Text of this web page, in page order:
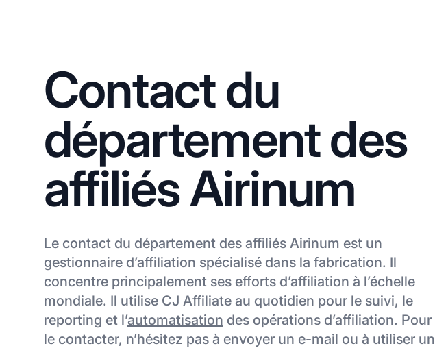
Contact du
département des
affiliés Airinum
Le contact du département des affiliés Airinum est un
gestionnaire d’affiliation spécialisé dans la fabrication. Il
concentre principalement ses efforts d’affiliation à l’échelle
mondiale. Il utilise CJ Affiliate au quotidien pour le suivi, le
reporting et l’automatisation des opérations d’affiliation. Pour
le contacter, n’hésitez pas à envoyer un e-mail ou à utiliser un